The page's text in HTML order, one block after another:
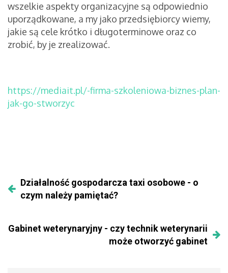
wszelkie aspekty organizacyjne są odpowiednio
uporządkowane, a my jako przedsiębiorcy wiemy,
jakie są cele krótko i długoterminowe oraz co
zrobić, by je zrealizować.
https://mediait.pl/-firma-szkoleniowa-biznes-plan-
jak-go-stworzyc
Działalność gospodarcza taxi osobowe - o
czym należy pamiętać?
Gabinet weterynaryjny - czy technik weterynarii
może otworzyć gabinet